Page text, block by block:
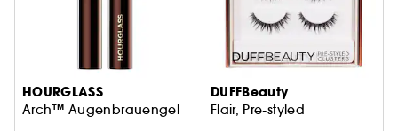
HOURGLASS
Arch™ Augenbrauengel
DUFFBeauty
Flair, Pre-styled